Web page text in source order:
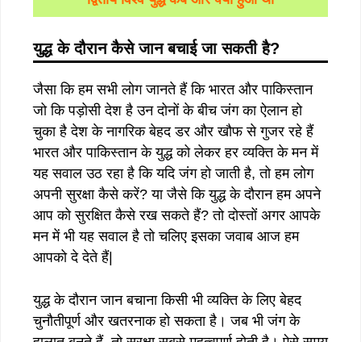
युद्ध के दौरान कैसे जान बचाई जा सकती है?
जैसा कि हम सभी लोग जानते हैं कि भारत और पाकिस्तान
जो कि पड़ोसी देश है उन दोनों के बीच जंग का ऐलान हो
चुका है देश के नागरिक बेहद डर और खौफ से गुजर रहे हैं
भारत और पाकिस्तान के युद्ध को लेकर हर व्यक्ति के मन में
यह सवाल उठ रहा है कि यदि जंग हो जाती है, तो हम लोग
अपनी सुरक्षा कैसे करें? या जैसे कि युद्ध के दौरान हम अपने
आप को सुरक्षित कैसे रख सकते हैं? तो दोस्तों अगर आपके
मन में भी यह सवाल है तो चलिए इसका जवाब आज हम
आपको दे देते हैं|
युद्ध के दौरान जान बचाना किसी भी व्यक्ति के लिए बेहद
चुनौतीपूर्ण और खतरनाक हो सकता है। जब भी जंग के